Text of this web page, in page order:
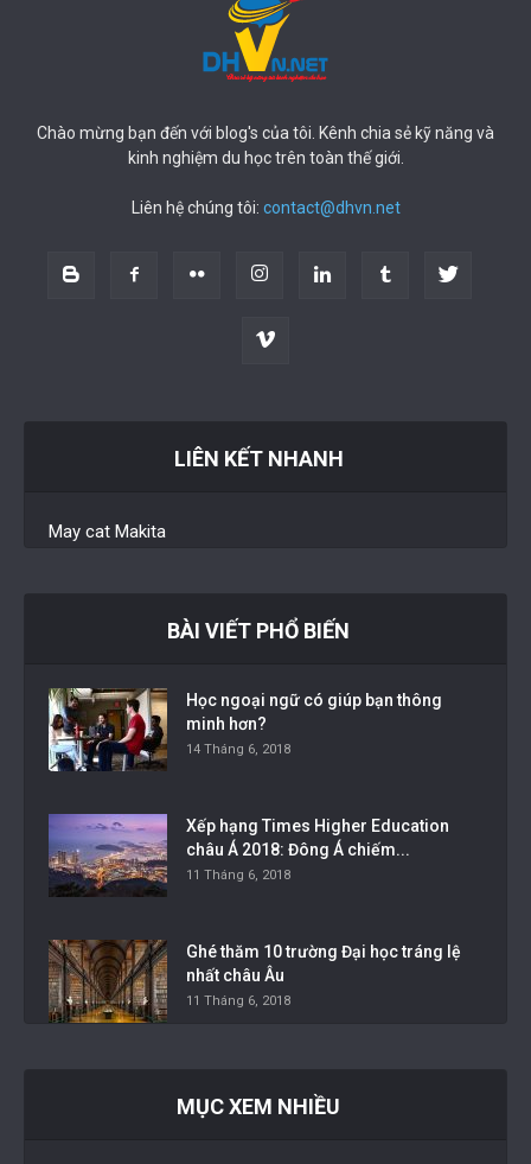
Chào mừng bạn đến với blog's của tôi. Kênh chia sẻ kỹ năng và
kinh nghiệm du học trên toàn thế giới.
Liên hệ chúng tôi: contact@dhvn.net
LIÊN KẾT NHANH
May cat Makita
BÀI VIẾT PHỔ BIẾN
Học ngoại ngữ có giúp bạn thông
minh hơn?
14 Tháng 6, 2018
Xếp hạng Times Higher Education
châu Á 2018: Đông Á chiếm...
11 Tháng 6, 2018
Ghé thăm 10 trường Đại học tráng lệ
nhất châu Âu
11 Tháng 6, 2018
MỤC XEM NHIỀU